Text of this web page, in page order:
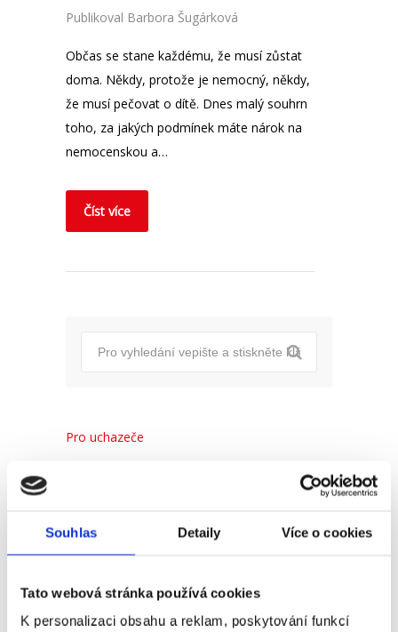
Souhlas Detaily Více o cookies
Tato webová stránka používá cookies
K personalizaci obsahu a reklam, poskytování funkcí
Publikoval Barbora Šugárková
Občas se stane každému, že musí zůstat
doma. Někdy, protože je nemocný, někdy,
že musí pečovat o dítě. Dnes malý souhrn
toho, za jakých podmínek máte nárok na
nemocenskou a…
Číst více
Pro uchazeče
Recent Popular Comments